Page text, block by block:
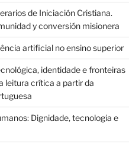
de Iniciación Cristiana.
y conversión misionera
artificial no ensino superior
identidade e fronteiras
leitura crítica a partir da
Dignidade, tecnologia e